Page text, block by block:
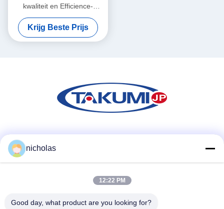
kwaliteit en Efficience-
Luchtfilter 17801-0Y050
17801-0Y070 17801-BZ150
1500A617 17801-0Y040
Krijg Beste Prijs
Snel contact
Tel.
nicholas
12:22 PM
Good day, what product are you looking for?